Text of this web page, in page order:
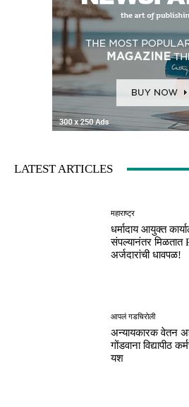
LATEST ARTICLES
महाराष्ट्र
धर्मादाय आयुक्त
संपल्यानंतर मिळतात
अर्जदारांची धावपळ!
आपलं गडचिरोली
अन्यायकारक वेतन
गोंडवाना विद्यापीठ
यश